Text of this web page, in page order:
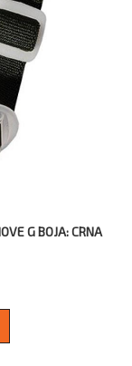
G BOJA: CRNA